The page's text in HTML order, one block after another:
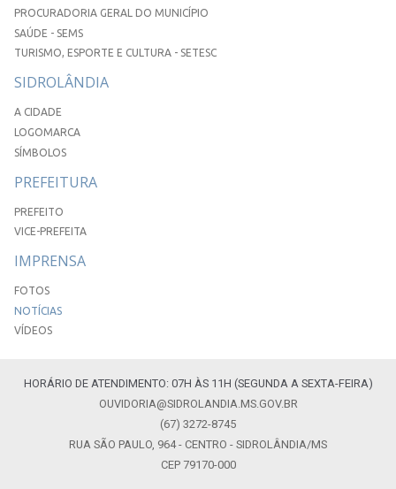
PROCURADORIA GERAL DO MUNICÍPIO
SAÚDE - SEMS
TURISMO, ESPORTE E CULTURA - SETESC
SIDROLÂNDIA
A CIDADE
LOGOMARCA
SÍMBOLOS
PREFEITURA
PREFEITO
VICE-PREFEITA
IMPRENSA
FOTOS
NOTÍCIAS
VÍDEOS
HORÁRIO DE ATENDIMENTO: 07H ÀS 11H (SEGUNDA A SEXTA-FEIRA)
OUVIDORIA@SIDROLANDIA.MS.GOV.BR
(67) 3272-8745
RUA SÃO PAULO, 964 - CENTRO - SIDROLÂNDIA/MS
CEP 79170-000